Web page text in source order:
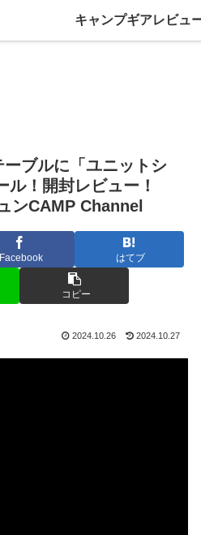
ブルに「ユニットシ
ル！開封レビュー！
ンCAMP Channel
Facebook はてブ
コピー
2024.10.26 2024.10.27
キャンプギアレビュ